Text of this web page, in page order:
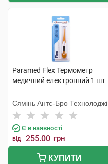
Paramed Flex Термометр
медичний електронний 1 шт
Сямінь Антс-Бро Технолоджі
Є в наявності
від 255.00 грн
КУПИТИ